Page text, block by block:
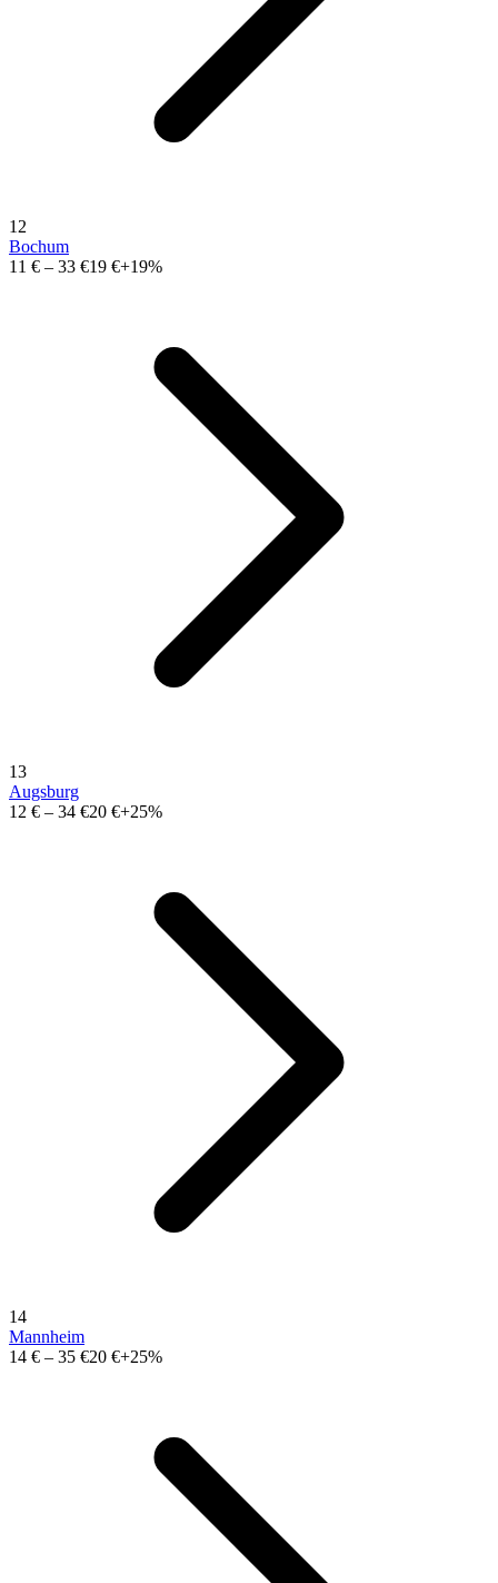
12
Bochum
11 € – 33 €19 €+19%
13
Augsburg
12 € – 34 €20 €+25%
14
Mannheim
14 € – 35 €20 €+25%